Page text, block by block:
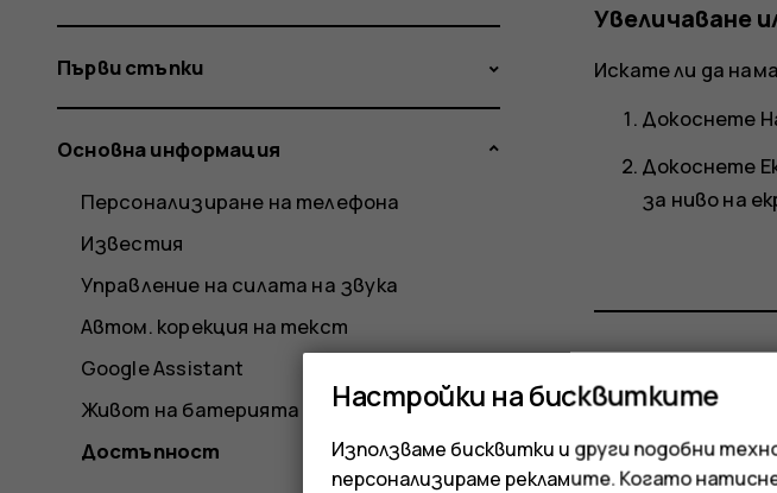
Увеличаване
Искате ли да
Докоснете
Докоснете
за ниво на
Полезен ли
Да Не
Първи стъпки
Основна информация
Персонализиране на телефона
Известия
Управление на силата на звука
Автом. корекция на текст
Google Assistant
Живот на батерията
Достъпност
Настройки на бисквитките
Използваме бисквитки и други подобни
персонализираме рекламите. Когато